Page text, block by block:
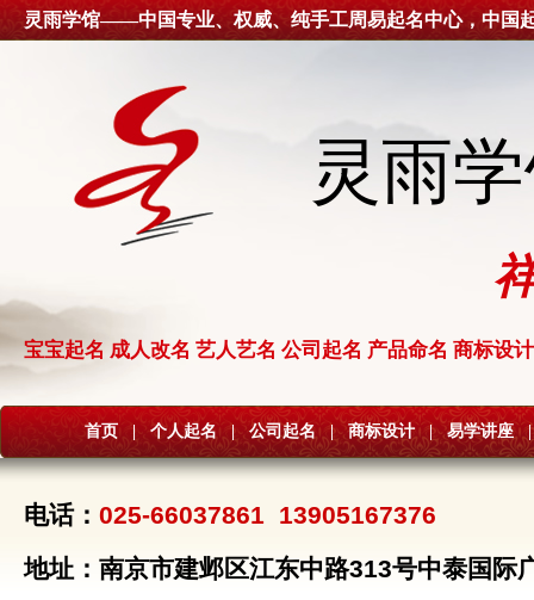
灵雨学馆——中国专业、权威、纯手工周易起名中心，中国
灵雨
宝宝起名 成人改名 艺人艺名 公司起名 产品命名 商标设计
首页 | 个人起名 | 公司起名 | 商标设计 | 易学讲座 |
电话： 025-66037861 13905167376
地址：南京市建邺区江东中路313号中泰国际